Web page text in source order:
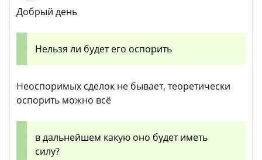
Добрый день
Нельзя ли будет его оспорить
Неоспоримых сделок не бывает, теоретически
оспорить можно всё
в дальнейшем какую оно будет иметь
силу?